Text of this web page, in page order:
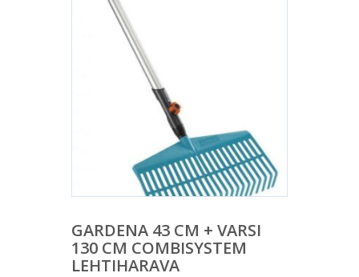
GARDENA 43 CM + VARSI
130 CM COMBISYSTEM
LEHTIHARAVA